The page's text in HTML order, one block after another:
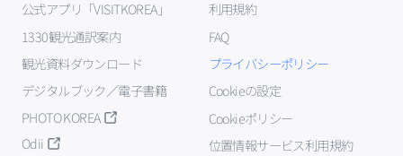
公式アプリ「VISITKOREA」
1330観光通訳案内
観光資料ダウンロード
デジタルブック／電子書籍
PHOTO KOREA
Odii
利用規約
FAQ
プライバシーポリシー
Cookieの設定
Cookieポリシー
位置情報サービス利用規約